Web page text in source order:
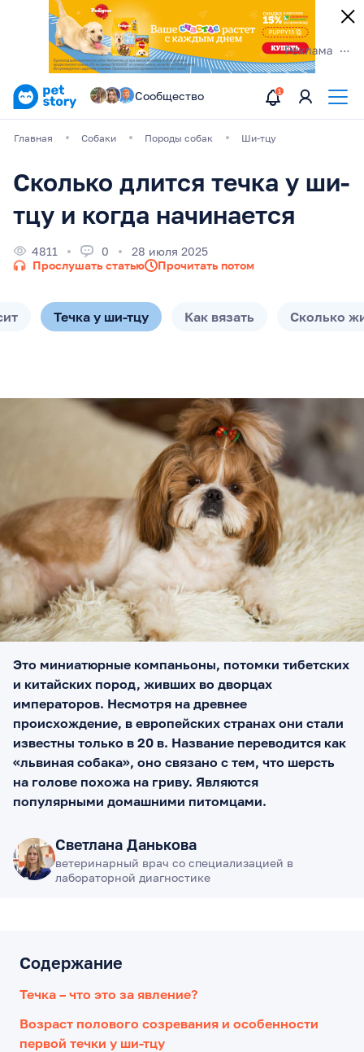
Сообщество
Главная Собаки Породы собак Ши-тцу
Сколько длится течка у ши-
тцу и когда начинается
4811 0
28 июля 2025
Прослушать статью
Прочитать потом
Течка у ши-тцу Как вязать Сколько
Это миниатюрные компаньоны, потомки тибетских
и китайских пород, живших во дворцах
императоров. Несмотря на древнее
происхождение, в европейских странах они стали
известны только в 20 в. Название переводится как
«львиная собака», оно связано с тем, что шерсть
на голове похожа на гриву. Являются
популярными домашними питомцами.
Светлана Данькова
ветеринарный врач со специализацией в
лабораторной диагностике
Содержание
Течка – что это за явление?
Возраст полового созревания и особенности
первой течки у ши-тцу